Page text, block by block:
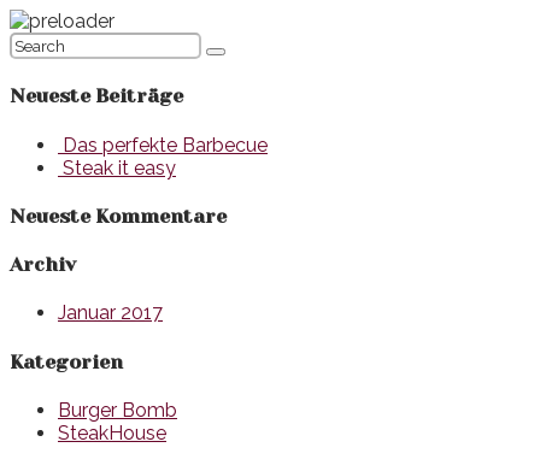
Neueste Beiträge
Das perfekte Barbecue
Steak it easy
Neueste Kommentare
Archiv
Januar 2017
Kategorien
Burger Bomb
SteakHouse